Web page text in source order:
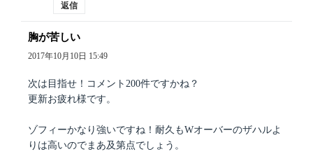
返信
胸が苦しい
り:
2017年10月10日 15:49
次は目指せ！コメント200件ですかね？
更新お疲れ様です。
ゾフィーかなり強いですね！耐久もWオーバーのザハルよ
りは高いのでまあ及第点でしょう。